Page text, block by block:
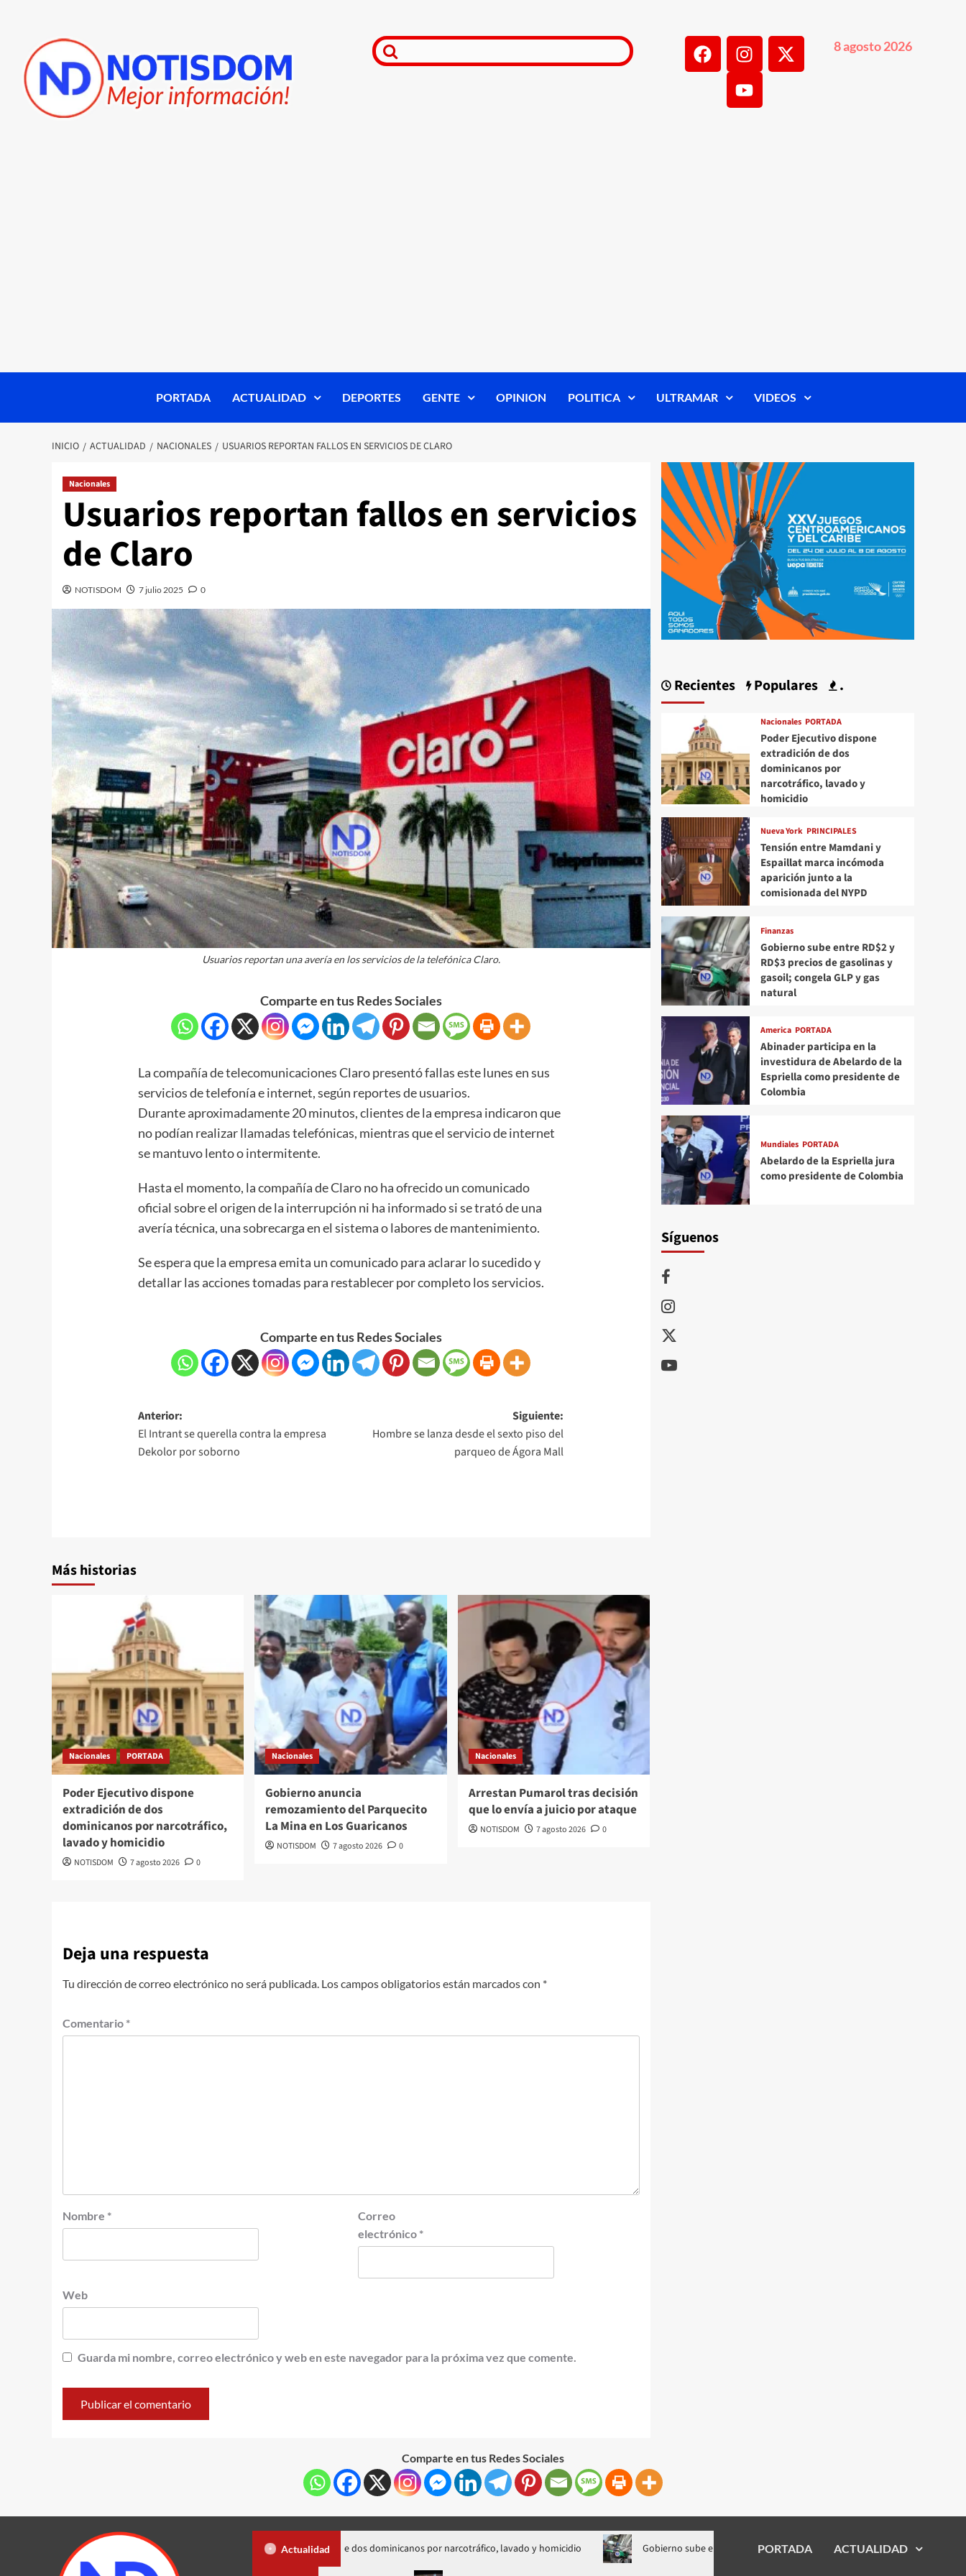
8 agosto 2026
PORTADA ACTUALIDAD DEPORTES GENTE OPINION POLITICA ULTRAMAR VIDEOS
INICIO ACTUALIDAD NACIONALES USUARIOS REPORTAN FALLOS EN SERVICIOS DE CLARO
Nacionales
Usuarios reportan fallos en servicios
de Claro
NOTISDOM 7 julio 2025 0
Usuarios reportan una avería en los servicios de la telefónica Claro.
Comparte en tus Redes Sociales
La compañía de telecomunicaciones Claro presentó fallas este lunes en sus
servicios de telefonía e internet, según reportes de usuarios.
Durante aproximadamente 20 minutos, clientes de la empresa indicaron que
no podían realizar llamadas telefónicas, mientras que el servicio de internet
se mantuvo lento o intermitente.
Hasta el momento, la compañía de Claro no ha ofrecido un comunicado
oficial sobre el origen de la interrupción ni ha informado si se trató de una
avería técnica, una sobrecarga en el sistema o labores de mantenimiento.
Se espera que la empresa emita un comunicado para aclarar lo sucedido y
detallar las acciones tomadas para restablecer por completo los servicios.
Comparte en tus Redes Sociales
Anterior:
El Intrant se querella contra la empresa
Dekolor por soborno
Siguiente:
Hombre se lanza desde el sexto piso del
parqueo de Ágora Mall
Más historias
Nacionales PORTADA
Poder Ejecutivo dispone
extradición de dos
dominicanos por narcotráfico,
lavado y homicidio
NOTISDOM 7 agosto 2026 0
Nacionales
Gobierno anuncia
remozamiento del Parquecito
La Mina en Los Guaricanos
NOTISDOM 7 agosto 2026 0
Nacionales
Arrestan Pumarol tras decisión
que lo envía a juicio por ataque
NOTISDOM 7 agosto 2026 0
Deja una respuesta
Tu dirección de correo electrónico no será publicada. Los campos obligatorios están marcados con *
Comentario *
Nombre *
Correo
electrónico *
Web
Guarda mi nombre, correo electrónico y web en este navegador para la próxima vez que comente.
Recientes Populares .
Nacionales PORTADA
Poder Ejecutivo dispone
extradición de dos
dominicanos por
narcotráfico, lavado y
homicidio
Nueva York PRINCIPALES
Tensión entre Mamdani y
Espaillat marca incómoda
aparición junto a la
comisionada del NYPD
Finanzas
Gobierno sube entre RD$2 y
RD$3 precios de gasolinas y
gasoil; congela GLP y gas
natural
America PORTADA
Abinader participa en la
investidura de Abelardo de la
Espriella como presidente de
Colombia
Mundiales PORTADA
Abelardo de la Espriella jura
como presidente de Colombia
Síguenos
Comparte en tus Redes Sociales
Actualidad
Poder Ejecutivo dispone extradición de dos dominicanos por narcotráfico, lavado y homicidio Gobierno sube entre RD$2 y RD$3 precios de gasolinas y gasoil; congela GLP y gas natural
PORTADA ACTUALIDAD